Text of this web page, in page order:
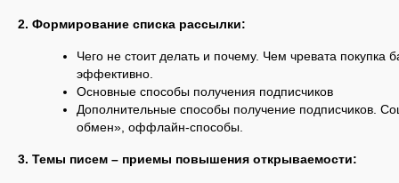
2. Формирование списка рассылки:
Чего не стоит делать и почему. Чем чревата покупка
эффективно.
Основные способы получения подписчиков
Дополнительные способы получение подписчиков.
обмен», оффлайн-способы.
3. Темы писем – приемы повышения открываемости: